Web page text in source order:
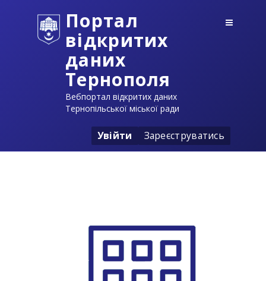
Портал
відкритих
даних
Тернополя
Вебпортал відкритих даних
Тернопільської міської ради
Увійти Зареєструватись